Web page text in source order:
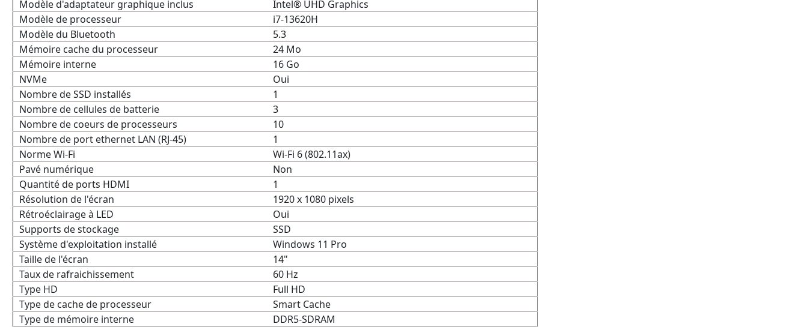
Modèle d'adaptateur graphique inclus
Intel® UHD Graphics
Modèle de processeur
i7-13620H
Modèle du Bluetooth
5.3
Mémoire cache du processeur
24 Mo
Mémoire interne
16 Go
NVMe
Oui
Nombre de SSD installés
1
Nombre de cellules de batterie
3
Nombre de coeurs de processeurs
10
Nombre de port ethernet LAN (RJ-45)
1
Norme Wi-Fi
Wi-Fi 6 (802.11ax)
Pavé numérique
Non
Quantité de ports HDMI
1
Résolution de l'écran
1920 x 1080 pixels
Rétroéclairage à LED
Oui
Supports de stockage
SSD
Système d'exploitation installé
Windows 11 Pro
Taille de l'écran
14"
Taux de rafraichissement
60 Hz
Type HD
Full HD
Type de cache de processeur
Smart Cache
Type de mémoire interne
DDR5-SDRAM